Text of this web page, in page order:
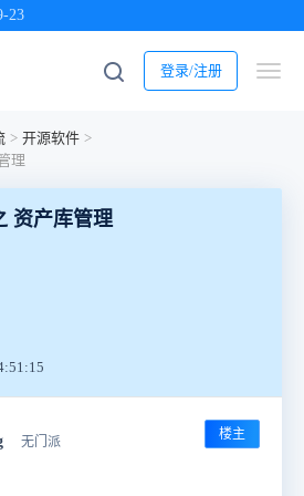
23
登录/注册
> 开源软件 >
理
资产库管理
无门派 楼主